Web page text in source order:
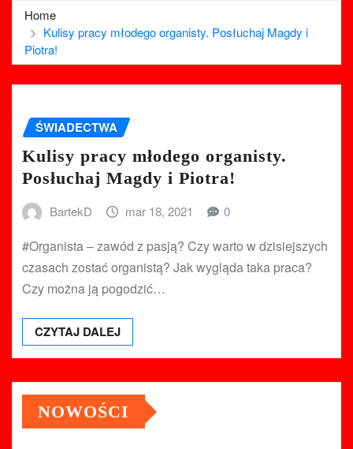
Home
Kulisy pracy młodego organisty. Posłuchaj Magdy i
Piotra!
ŚWIADECTWA
Kulisy pracy młodego organisty.
Posłuchaj Magdy i Piotra!
BartekD mar 18, 2021 0
#Organista​ – zawód z pasją? Czy warto w dzisiejszych
czasach zostać organistą? Jak wygląda taka praca?
Czy można ją pogodzić…
CZYTAJ DALEJ
NOWOŚCI